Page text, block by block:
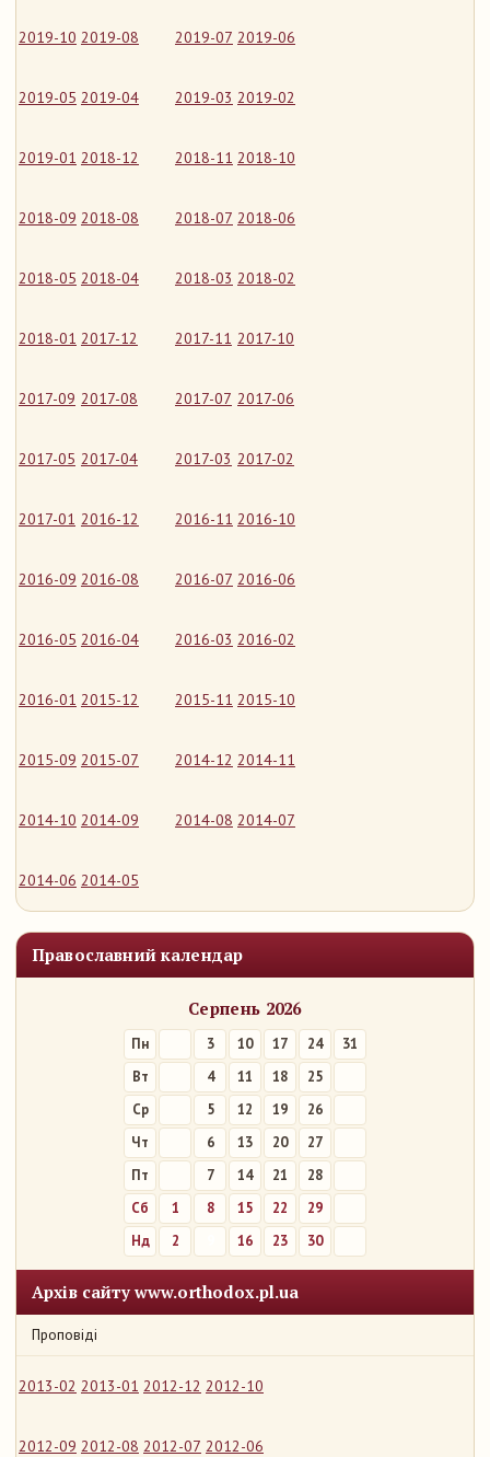
2019-10 2019-08 2019-07 2019-06
2019-05 2019-04 2019-03 2019-02
2019-01 2018-12 2018-11 2018-10
2018-09 2018-08 2018-07 2018-06
2018-05 2018-04 2018-03 2018-02
2018-01 2017-12 2017-11 2017-10
2017-09 2017-08 2017-07 2017-06
2017-05 2017-04 2017-03 2017-02
2017-01 2016-12 2016-11 2016-10
2016-09 2016-08 2016-07 2016-06
2016-05 2016-04 2016-03 2016-02
2016-01 2015-12 2015-11 2015-10
2015-09 2015-07 2014-12 2014-11
2014-10 2014-09 2014-08 2014-07
2014-06 2014-05
Православний календар
Серпень 2026
Пн 3 10 17 24
31
Вт
4 11 18
25
Ср
5 12 19
26
Чт
6 13 20
27
Пт
7 14 21
28
Сб
1 8 15 22
29
Нд
2 16 23 30
Архів сайту www.orthodox.pl.ua
Проповіді
2013-02 2013-01 2012-12 2012-10
2012-09 2012-08 2012-07 2012-06